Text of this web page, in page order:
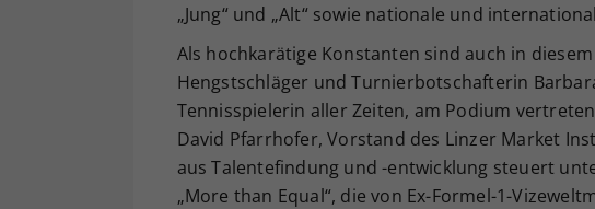
„Jung“ und „Alt“ sowie nationale und
Als hochkarätige Konstanten sind auch in
Hengstschläger und Turnierbotschafterin
Tennisspielerin aller Zeiten, am Podium
David Pfarrhofer, Vorstand des Linzer Market
aus Talentefindung und -entwicklung steuert
„More than Equal“, die von Ex-Formel-1-